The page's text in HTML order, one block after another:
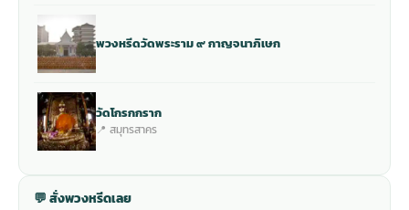
พวงหรีดวัดพระราม ๙ กาญจนาภิเษก
วัดโกรกกราก
📍 สมุทรสาคร
💬 สั่งพวงหรีดเลย